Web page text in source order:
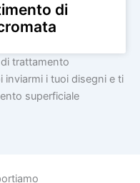
di
trattamento
inviarmi i tuoi disegni e ti
superficiale